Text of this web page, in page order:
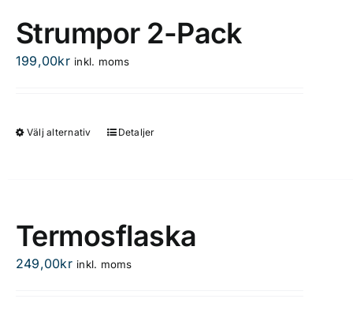
Strumpor 2-Pack
199,00kr inkl. moms
Välj alternativ
Den
varianter.
De
Detaljer
Termosflaska
249,00kr inkl. moms